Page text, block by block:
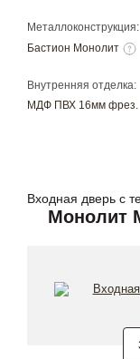
Металлоконструкция:
Бастион Монолит
Внутренняя отделка:
МДФ ПВХ 16мм фрез.
Входная дверь с
Монолит